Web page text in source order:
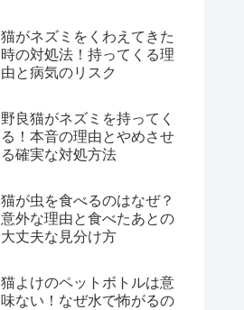
猫がネズミをくわえてきた
時の対処法！持ってくる理
由と病気のリスク
野良猫がネズミを持ってく
る！本音の理由とやめさせ
る確実な対処方法
猫が虫を食べるのはなぜ？
意外な理由と食べたあとの
大丈夫な見分け方
猫よけのペットボトルは意
味ない！なぜ水で怖がるの